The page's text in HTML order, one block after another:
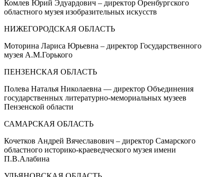
Комлев Юрий Эдуардович – директор Оренбургского
областного музея изобразительных искусств
НИЖЕГОРОДСКАЯ ОБЛАСТЬ
Моторина Лариса Юрьевна – директор Государственного
музея А.М.Горького
ПЕНЗЕНСКАЯ ОБЛАСТЬ
Полева Наталья Николаевна — директор Объединения
государственных литературно-мемориальных музеев
Пензенской области
САМАРСКАЯ ОБЛАСТЬ
Кочетков Андрей Вячеславович – директор Самарского
областного историко-краеведческого музея имени
П.В.Алабина